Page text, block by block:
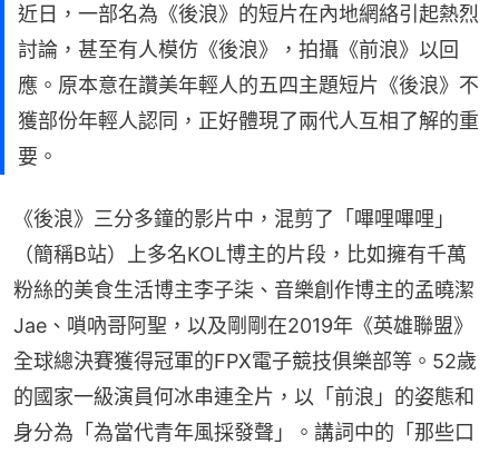
近日，一部名為《後浪》的短片在內地網絡引起熱烈
討論，甚至有人模仿《後浪》，拍攝《前浪》以回
應。原本意在讚美年輕人的五四主題短片《後浪》不
獲部份年輕人認同，正好體現了兩代人互相了解的重
要。
《後浪》三分多鐘的影片中，混剪了「嗶哩嗶哩」
（簡稱B站）上多名KOL博主的片段，比如擁有千萬
粉絲的美食生活博主李子柒、音樂創作博主的孟曉潔
Jae、嗩吶哥阿聖，以及剛剛在2019年《英雄聯盟》
全球總決賽獲得冠軍的FPX電子競技俱樂部等。52歲
的國家一級演員何冰串連全片，以「前浪」的姿態和
身分為「為當代青年風採發聲」。講詞中的「那些口